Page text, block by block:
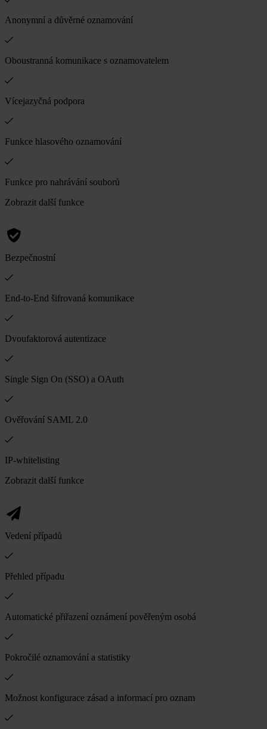
Anonymní a důvěrné oznamování
Oboustranná komunikace s oznamovatelem
Vícejazyčná podpora
Funkce hlasového oznamování
Funkce pro nahrávání souborů
Zobrazit další funkce
Bezpečnostní
End-to-End šifrovaná komunikace
Dvoufaktorová autentizace
Single Sign On (SSO) a OAuth
Ověřování SAML 2.0
IP-whitelisting
Zobrazit další funkce
Vedení případů
Přehled případu
Automatické přiřazení oznámení pověřeným osobám
Pokročilé oznamování a statistiky
Možnost konfigurace zásad a informací pro oznamovatele